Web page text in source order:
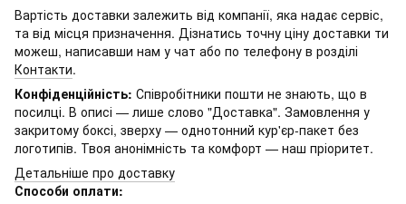
Вартість доставки залежить від компанії, яка надає сервіс,
та від місця призначення. Дізнатись точну ціну доставки ти
можеш, написавши нам у чат або по телефону в розділі
Контакти.
Конфіденційність: Співробітники пошти не знають, що в
посилці. В описі — лише слово "Доставка". Замовлення у
закритому боксі, зверху — однотонний кур'єр-пакет без
логотипів. Твоя анонімність та комфорт — наш пріоритет.
Детальніше про доставку
Способи оплати: